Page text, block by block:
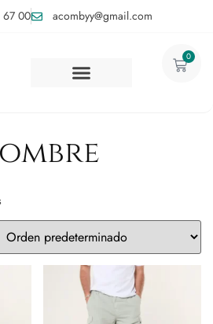
00 acombyy@gmail.com
0